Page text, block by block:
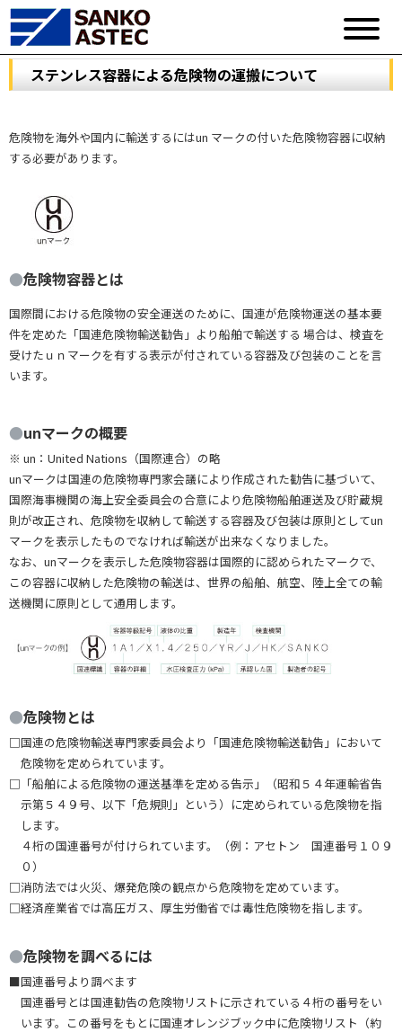
ステンレス容器による危険物の運搬について
危険物を海外や国内に輸送するにはun マークの付いた危険物容器に収納
する必要があります。
●危険物容器とは
国際間における危険物の安全運送のために、国連が危険物運送の基本要
件を定めた「国連危険物輸送勧告」より船舶で輸送する 場合は、検査を
受けたｕｎマークを有する表示が付されている容器及び包装のことを言
います。
●unマークの概要
※ un：United Nations（国際連合）の略
unマークは国連の危険物専門家会議により作成された勧告に基づいて、
国際海事機関の海上安全委員会の合意により危険物船舶運送及び貯蔵規
則が改正され、危険物を収納して輸送する容器及び包装は原則としてun
マークを表示したものでなければ輸送が出来なくなりました。
なお、unマークを表示した危険物容器は国際的に認められたマークで、
この容器に収納した危険物の輸送は、世界の船舶、航空、陸上全ての輸
送機関に原則として通用します。
●危険物とは
□国連の危険物輸送専門家委員会より「国連危険物輸送勧告」において
危険物を定められています。
□「船舶による危険物の運送基準を定める告示」（昭和５４年運輸省告
示第５４９号、以下「危規則」という）に定められている危険物を指
します。
４桁の国連番号が付けられています。（例：アセトン 国連番号１０９
０）
□消防法では火災、爆発危険の観点から危険物を定めています。
□経済産業省では高圧ガス、厚生労働省では毒性危険物を指します。
●危険物を調べるには
■国連番号より調べます
国連番号とは国連勧告の危険物リストに示されている４桁の番号をい
います。この番号をもとに国連オレンジブック中に危険物リスト（約